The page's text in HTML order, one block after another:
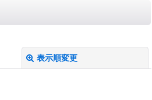
表示順変更